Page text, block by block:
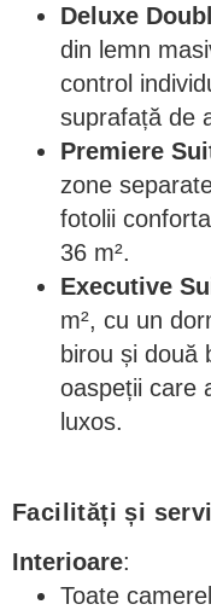
Deluxe
din lemn
control
suprafață de
Premiere
zone
fotolii
36 m².
Executive
m², cu un
birou și două
oaspeții care
luxos.
Facilități și
Interioare:
Toate